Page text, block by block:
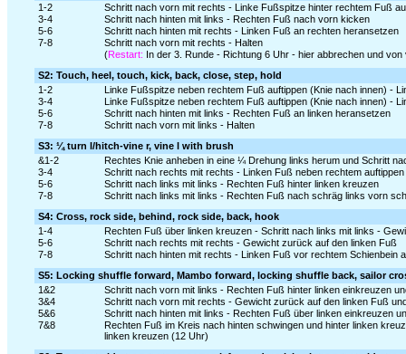
1-2
Schritt nach vorn mit rechts - Linke Fußspitze hinter rechtem Fuß
3-4
Schritt nach hinten mit links - Rechten Fuß nach vorn kicken
5-6
Schritt nach hinten mit rechts - Linken Fuß an rechten heransetzen
7-8
Schritt nach vorn mit rechts - Halten
(Restart: In der 3. Runde - Richtung 6 Uhr - hier abbrechen und von
S2: Touch, heel, touch, kick, back, close, step, hold
1-2
Linke Fußspitze neben rechtem Fuß auftippen (Knie nach innen) -
3-4
Linke Fußspitze neben rechtem Fuß auftippen (Knie nach innen) -
5-6
Schritt nach hinten mit links - Rechten Fuß an linken heransetzen
7-8
Schritt nach vorn mit links - Halten
S3: ¼ turn l/hitch-vine r, vine l with brush
&1-2
Rechtes Knie anheben in eine ¼ Drehung links herum und Schritt
3-4
Schritt nach rechts mit rechts - Linken Fuß neben rechtem auftippen
5-6
Schritt nach links mit links - Rechten Fuß hinter linken kreuzen
7-8
Schritt nach links mit links - Rechten Fuß nach schräg links vorn
S4: Cross, rock side, behind, rock side, back, hook
1-4
Rechten Fuß über linken kreuzen - Schritt nach links mit links -
5-6
Schritt nach rechts mit rechts - Gewicht zurück auf den linken Fuß
7-8
Schritt nach hinten mit rechts - Linken Fuß vor rechtem Schienbein
S5: Locking shuffle forward, Mambo forward, locking shuffle back, sailor
1&2
Schritt nach vorn mit links - Rechten Fuß hinter linken einkreuzen
3&4
Schritt nach vorn mit rechts - Gewicht zurück auf den linken Fuß
5&6
Schritt nach hinten mit links - Rechten Fuß über linken einkreuzen
7&8
Rechten Fuß im Kreis nach hinten schwingen und hinter linken
linken kreuzen (12 Uhr)